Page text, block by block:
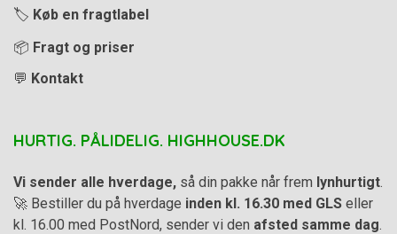
🏷️ Køb en fragtlabel
📦 Fragt og priser
💬 Kontakt
HURTIG. PÅLIDELIG. HIGHHOUSE.DK
Vi sender alle hverdage, så din pakke når frem lynhurtigt
🚀 Bestiller du på hverdage inden kl. 16.30 med GLS eller
kl. 16.00 med PostNord, sender vi den afsted samme dag